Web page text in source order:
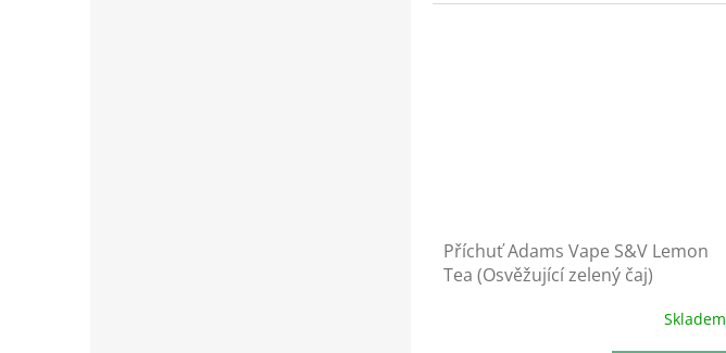
Příchuť Adams Vape S&V Lemon
Tea (Osvěžující zelený čaj)
Skladem